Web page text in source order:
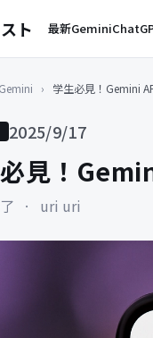
ト 最新Gemini
Gemini › 学生必見！Gemini
2025/9/17
見！
· uri uri